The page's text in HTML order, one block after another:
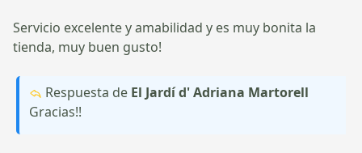
Servicio excelente y amabilidad y es muy bonita la
tienda, muy buen gusto!
Respuesta de El Jardí d' Adriana Martorell
Gracias!!